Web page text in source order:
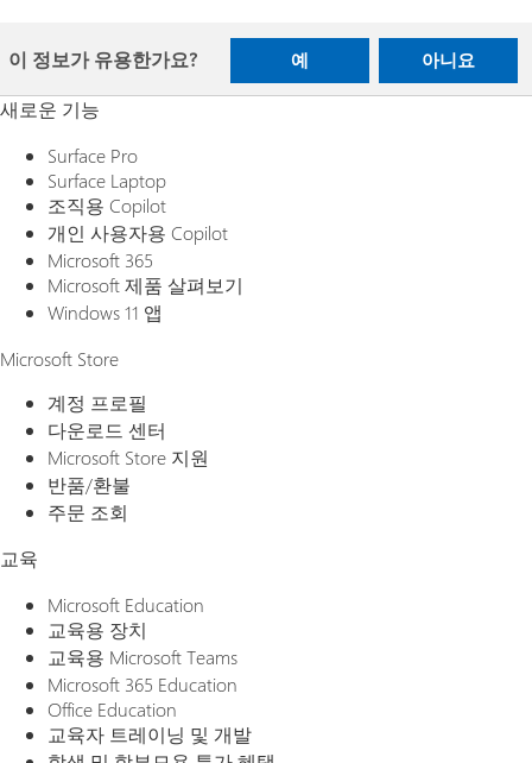
이 정보가 유용한가요? 예 아니요
새로운 기능
Surface Pro
Surface Laptop
조직용 Copilot
개인 사용자용 Copilot
Microsoft 365
Microsoft 제품 살펴보기
Windows 11 앱
Microsoft Store
계정 프로필
다운로드 센터
Microsoft Store 지원
반품/환불
주문 조회
교육
Microsoft Education
교육용 장치
교육용 Microsoft Teams
Microsoft 365 Education
Office Education
교육자 트레이닝 및 개발